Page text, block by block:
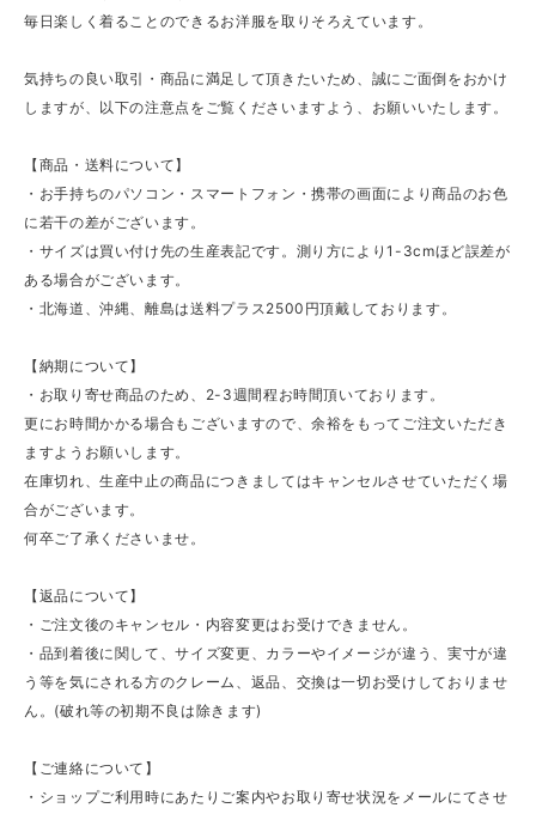
毎日楽しく着ることのできるお洋服を取りそろえています。
気持ちの良い取引・商品に満足して頂きたいため、誠にご面倒をおかけ
しますが、以下の注意点をご覧くださいますよう、お願いいたします。
【商品・送料について】
・お手持ちのパソコン・スマートフォン・携帯の画面により商品のお色
に若干の差がございます。
・サイズは買い付け先の生産表記です。測り方により1-3cmほど誤差が
ある場合がございます。
・北海道、沖縄、離島は送料プラス2500円頂戴しております。
【納期について】
・お取り寄せ商品のため、2-3週間程お時間頂いております。
更にお時間かかる場合もございますので、余裕をもってご注文いただき
ますようお願いします。
在庫切れ、生産中止の商品につきましてはキャンセルさせていただく場
合がございます。
何卒ご了承くださいませ。
【返品について】
・ご注文後のキャンセル・内容変更はお受けできません。
・品到着後に関して、サイズ変更、カラーやイメージが違う、実寸が違
う等を気にされる方のクレーム、返品、交換は一切お受けしておりませ
ん。(破れ等の初期不良は除きます)
【ご連絡について】
・ショップご利用時にあたりご案内やお取り寄せ状況をメールにてさせ